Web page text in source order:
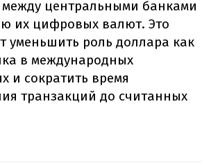
между центральными банками
их цифровых валют. Это
уменьшить роль доллара как
в международных
и сократить время
транзакций до считанных